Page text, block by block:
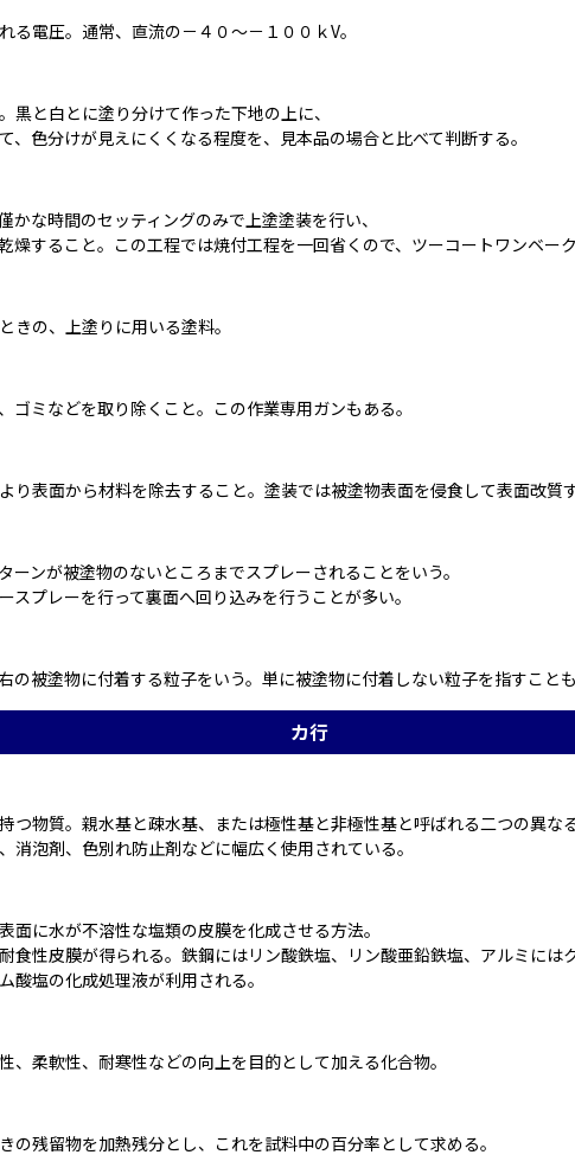
電圧。通常、直流の－４０～－１００ｋV。
と白とに塗り分けて作った下地の上に、
、色分けが見えにくくなる程度を、見本品の場合と比べて判断する。
な時間のセッティングのみで上塗塗装を行い、
燥すること。この工程では焼付工程を一回省くので、ツーコートワンベーク
きの、上塗りに用いる塗料。
ゴミなどを取り除くこと。この作業専用ガンもある。
り表面から材料を除去すること。塗装では被塗物表面を侵食して表面改質
ーンが被塗物のないところまでスプレーされることをいう。
プレーを行って裏面へ回り込みを行うことが多い。
の被塗物に付着する粒子をいう。単に被塗物に付着しない粒子を指すことも
カ行
つ物質。親水基と疎水基、または極性基と非極性基と呼ばれる二つの異な
消泡剤、色別れ防止剤などに幅広く使用されている。
面に水が不溶性な塩類の皮膜を化成させる方法。
食性皮膜が得られる。鉄鋼にはリン酸鉄塩、リン酸亜鉛鉄塩、アルミには
酸塩の化成処理液が利用される。
、柔軟性、耐寒性などの向上を目的として加える化合物。
の残留物を加熱残分とし、これを試料中の百分率として求める。